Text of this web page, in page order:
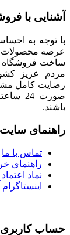
با فروشگاه
به احساس نیاز
آرایشی
آنلاین
کشورمان
مشتریان
صورت 24 ساعته
سایت
با ما
خرید
اعتماد فروشگاه
آبرنگ